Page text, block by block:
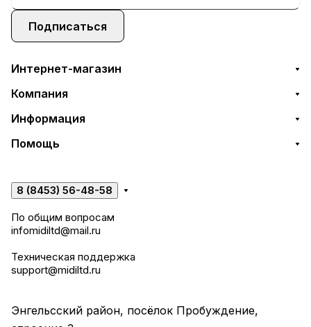
Подписаться
Интернет-магазин
Компания
Информация
Помощь
8 (8453) 56-48-58
По общим вопросам
infomidiltd@mail.ru
Техническая поддержка
support@midiltd.ru
Энгельсский район, посёлок Пробуждение,